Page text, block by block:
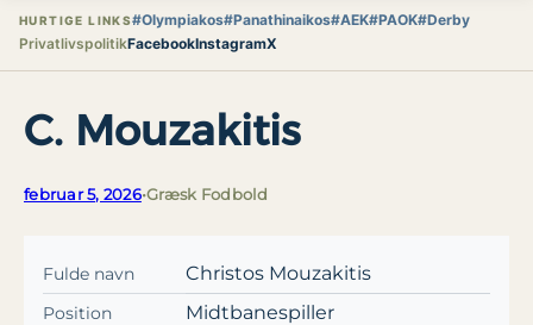
HURTIGE LINKS#Olympiakos#Panathinaikos#AEK#PAOK#Derby
PrivatlivspolitikFacebookInstagramX
C. Mouzakitis
februar 5, 2026•Græsk Fodbold
Fulde navn Christos Mouzakitis
Position Midtbanespiller